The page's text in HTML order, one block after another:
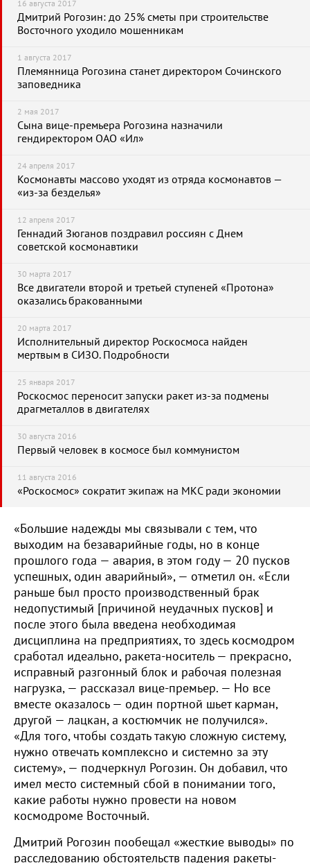
16 августа 2017
Дмитрий Рогозин: до 25% сметы при строительстве
Восточного уходило мошенникам
1 августа 2017
Племянница Рогозина станет директором Сочинского
заповедника
2 мая 2017
Сына вице-премьера Рогозина назначили
гендиректором ОАО «Ил»
24 апреля 2017
Космонавты массово уходят из отряда космонавтов —
«из-за безделья»
12 апреля 2017
Геннадий Зюганов поздравил россиян с Днем
советской космонавтики
30 марта 2017
Все двигатели второй и третьей ступеней «Протона»
оказались бракованными
20 марта 2017
Исполнительный директор Роскосмоса найден
мертвым в СИЗО. Подробности
25 января 2017
Роскосмос переносит запуски ракет из-за подмены
драгметаллов в двигателях
30 августа 2016
Первый человек в космосе был коммунистом
11 августа 2016
«Роскосмос» сократит экипаж на МКС ради экономии
«Большие надежды мы связывали с тем, что
выходим на безаварийные годы, но в конце
прошлого года — авария, в этом году — 20 пусков
успешных, один аварийный», — отметил он. «Если
раньше был просто производственный брак
недопустимый [причиной неудачных пусков] и
после этого была введена необходимая
дисциплина на предприятиях, то здесь космодром
сработал идеально, ракета-носитель — прекрасно,
исправный разгонный блок и рабочая полезная
нагрузка, — рассказал вице-премьер. — Но все
вместе оказалось — один портной шьет карман,
другой — лацкан, а костюмчик не получился».
«Для того, чтобы создать такую сложную систему,
нужно отвечать комплексно и системно за эту
систему», — подчеркнул Рогозин. Он добавил, что
имел место системный сбой в понимании того,
какие работы нужно провести на новом
космодроме Восточный.
Дмитрий Рогозин пообещал «жесткие выводы» по
расследованию обстоятельств падения ракеты-